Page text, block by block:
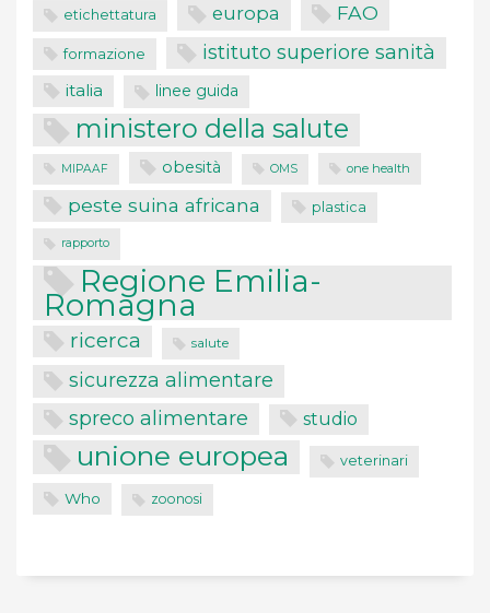
etichettatura europa FAO
formazione istituto superiore sanità
italia linee guida
ministero della salute
MIPAAF obesità OMS one health
peste suina africana plastica
rapporto
Regione Emilia-
Romagna
ricerca salute
sicurezza alimentare
spreco alimentare studio
unione europea veterinari
Who zoonosi